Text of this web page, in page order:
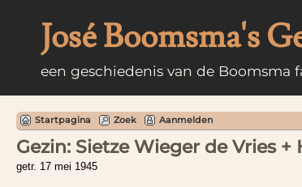
José Boomsma's
een geschiedenis van de Boomsma
Startpagina Zoek Aanmelden
Gezin: Sietze Wieger de Vries +
getr. 17 mei 1945